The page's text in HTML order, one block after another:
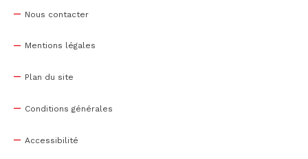
Nous contacter
Mentions légales
Plan du site
Conditions générales
Accessibilité